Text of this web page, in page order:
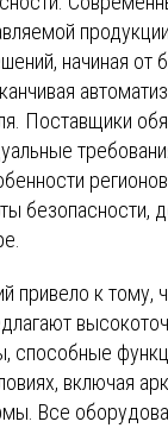
начиная от
Поставщики
безопасности,
привело к тому,
способные
включая
Все